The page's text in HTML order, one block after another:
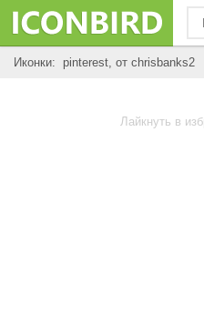
Иконки: pinterest, от chrisbanks2
Лайкнуть в